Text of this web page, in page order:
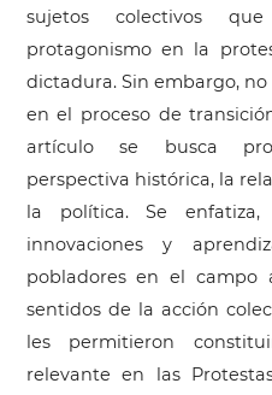
sujetos colectivos
protagonismo en la
dictadura. Sin embargo,
en el proceso de
artículo se busca
perspectiva histórica, la
la política. Se
innovaciones y
pobladores en el campo
sentidos de la acción
les permitieron
relevante en las